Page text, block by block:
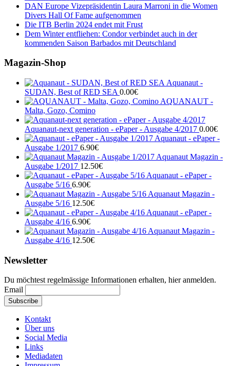
DAN Europe Vizepräsidentin Laura Marroni in die Women
Divers Hall Of Fame aufgenommen
Die ITB Berlin 2024 endet mit Frust
Dem Winter entfliehen: Condor verbindet auch in der
kommenden Saison Barbados mit Deutschland
Magazin-Shop
Aquanaut -
SUDAN, Best of RED SEA 0.00€
AQUANAUT -
Malta, Gozo, Comino
Aquanaut-next generation - ePaper - Ausgabe 4/2017 0.00€
Aquanaut - ePaper -
Ausgabe 1/2017 6.90€
Aquanaut Magazin -
Ausgabe 1/2017 12.50€
Aquanaut - ePaper -
Ausgabe 5/16 6.90€
Aquanaut Magazin -
Ausgabe 5/16 12.50€
Aquanaut - ePaper -
Ausgabe 4/16 6.90€
Aquanaut Magazin -
Ausgabe 4/16 12.50€
Newsletter
Du möchtest regelmässige Informationen erhalten, hier anmelden.
Email
Kontakt
Über uns
Social Media
Links
Mediadaten